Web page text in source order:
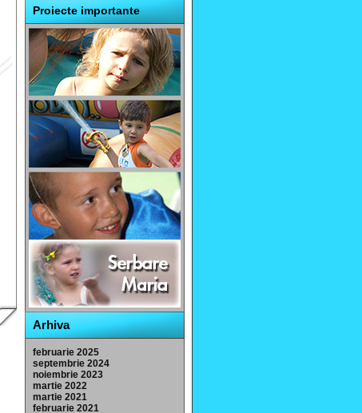
Proiecte importante
Arhiva
februarie 2025
septembrie 2024
noiembrie 2023
martie 2022
martie 2021
februarie 2021